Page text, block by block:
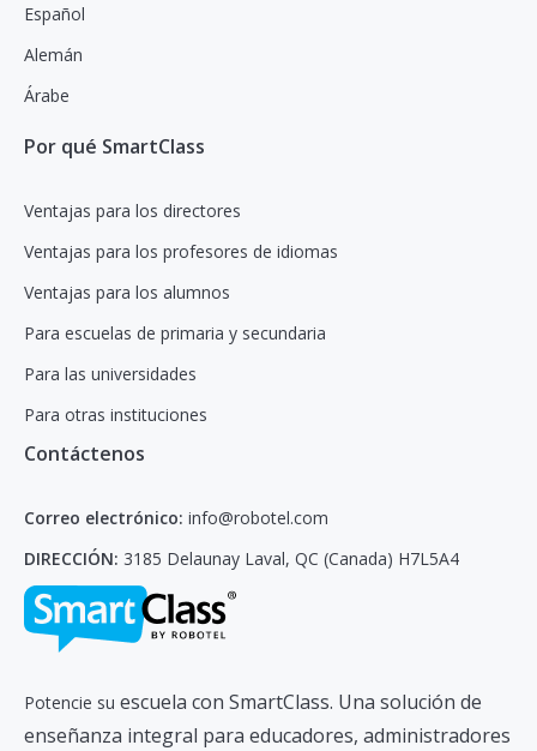
Español
Alemán
Árabe
Por qué SmartClass
Ventajas para los directores
Ventajas para los profesores de idiomas
Ventajas para los alumnos
Para escuelas de primaria y secundaria
Para las universidades
Para otras instituciones
Contáctenos
Correo electrónico: info@robotel.com
DIRECCIÓN: 3185 Delaunay Laval, QC (Canada) H7L5A4
Potencie su escuela con SmartClass. Una solución de
enseñanza integral para educadores, administradores